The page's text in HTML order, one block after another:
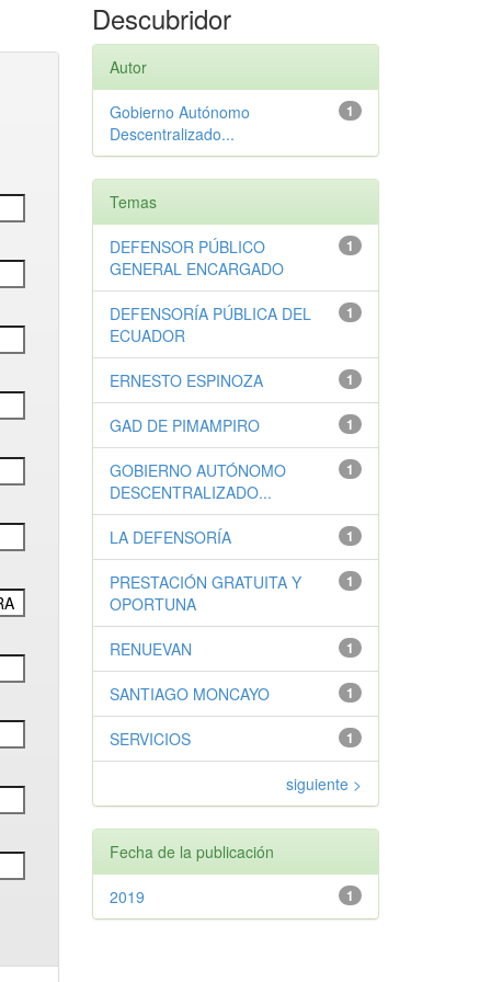
Descubridor
Autor
1
Gobierno Autónomo
Descentralizado...
Temas
1
DEFENSOR PÚBLICO
GENERAL ENCARGADO
1
DEFENSORÍA PÚBLICA DEL
ECUADOR
1
ERNESTO ESPINOZA
1
GAD DE PIMAMPIRO
1
GOBIERNO AUTÓNOMO
DESCENTRALIZADO...
1
LA DEFENSORÍA
1
PRESTACIÓN GRATUITA Y
OPORTUNA
1
RENUEVAN
1
SANTIAGO MONCAYO
1
SERVICIOS
siguiente >
Fecha de la publicación
1
2019